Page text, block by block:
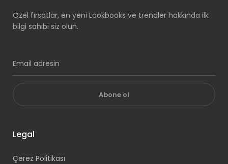
Özel fırsatlar, en yeni Lookbooks ve trendler hakkında ilk
bilgi sahibi siz olun.
Abone ol
Legal
Çerez Politikası